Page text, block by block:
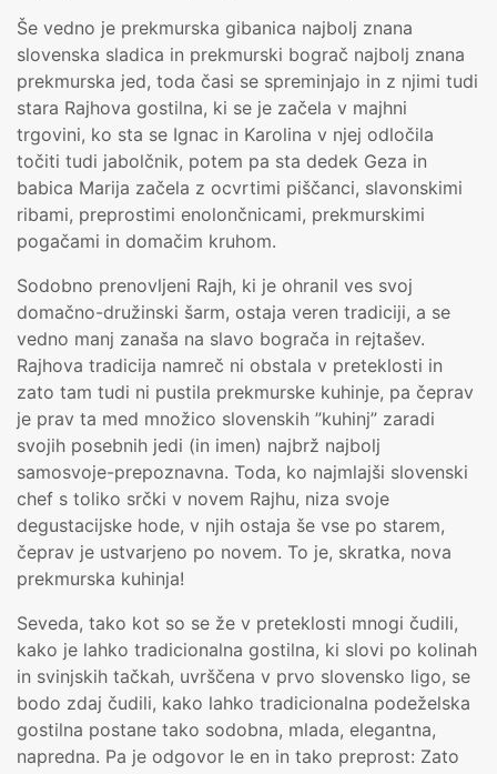
Še vedno je prekmurska gibanica najbolj znana
slovenska sladica in prekmurski bograč najbolj znana
prekmurska jed, toda časi se spreminjajo in z njimi tudi
stara Rajhova gostilna, ki se je začela v majhni
trgovini, ko sta se Ignac in Karolina v njej odločila
točiti tudi jabolčnik, potem pa sta dedek Geza in
babica Marija začela z ocvrtimi piščanci, slavonskimi
ribami, preprostimi enolončnicami, prekmurskimi
pogačami in domačim kruhom.
Sodobno prenovljeni Rajh, ki je ohranil ves svoj
domačno-družinski šarm, ostaja veren tradiciji, a se
vedno manj zanaša na slavo bograča in rejtašev.
Rajhova tradicija namreč ni obstala v preteklosti in
zato tam tudi ni pustila prekmurske kuhinje, pa čeprav
je prav ta med množico slovenskih ”kuhinj” zaradi
svojih posebnih jedi (in imen) najbrž najbolj
samosvoje-prepoznavna. Toda, ko najmlajši slovenski
chef s toliko srčki v novem Rajhu, niza svoje
degustacijske hode, v njih ostaja še vse po starem,
čeprav je ustvarjeno po novem. To je, skratka, nova
prekmurska kuhinja!
Seveda, tako kot so se že v preteklosti mnogi čudili,
kako je lahko tradicionalna gostilna, ki slovi po kolinah
in svinjskih tačkah, uvrščena v prvo slovensko ligo, se
bodo zdaj čudili, kako lahko tradicionalna podeželska
gostilna postane tako sodobna, mlada, elegantna,
napredna. Pa je odgovor le en in tako preprost: Zato